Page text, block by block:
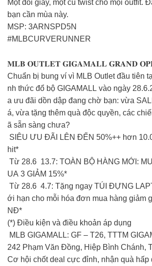
Một đôi giày, một cú twist cho mọi outfit.
bạn cần mùa này.
MSP: 3ARNSPD5N
#MLBCURVERUNNER
𝐌𝐋𝐁 𝐎𝐔𝐓𝐋𝐄𝐓 𝐆𝐈𝐆𝐀𝐌𝐀𝐋𝐋 𝐆𝐑𝐀𝐍𝐃
Chuẩn bị bung ví vì MLB Outlet đầu tiên
nh thức đổ bộ GIGAMALL vào ngày
a ưu đãi dồn dập đang chờ bạn: vừa
á, vừa tặng thêm quà độc quyền, các
ã sẵn sàng chưa?
SIÊU ƯU ĐÃI LÊN ĐẾN 50%++ hơn
hit*
Từ 28.6 13.7: TOÀN BỘ HÀNG MỚI:
UA 3 GIẢM 15%*
Từ 28.6 4.7: Tặng ngay TÚI ĐỰNG
ới hạn cho mỗi hóa đơn mua hàng giảm
NĐ*
(*) Điều kiện và điều khoản áp dụng
MLB GIGAMALL: GF – T26, TTTM
242 Phạm Văn Đồng, Hiệp Bình Chánh,
Cơ hội chốt deal cực đỉnh, nhận quà hấp